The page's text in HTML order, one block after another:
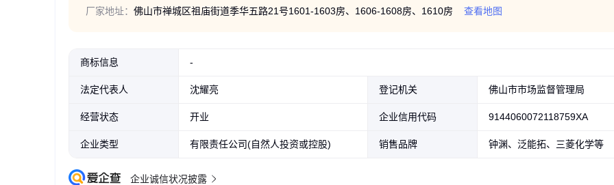
厂家地址： 佛山市禅城区祖庙街道季华五路21号1601-1603房、1606-1608房、1610房 查看地图
商标信息 -
法定代表人 沈耀亮 登记机关 佛山市市场监督管理局
经营状态 开业 企业信用代码 9144060072118759XA
企业类型 有限责任公司(自然人投资或控股) 销售品牌 钟渊、泛能拓、三菱化学等
企业诚信状况披露